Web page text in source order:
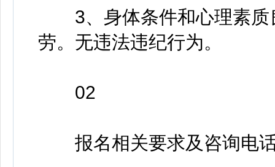
3、身体条件和心理素质
劳。无违法违纪行为。
02
报名相关要求及咨询电